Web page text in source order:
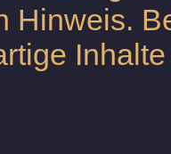
Hinweis.